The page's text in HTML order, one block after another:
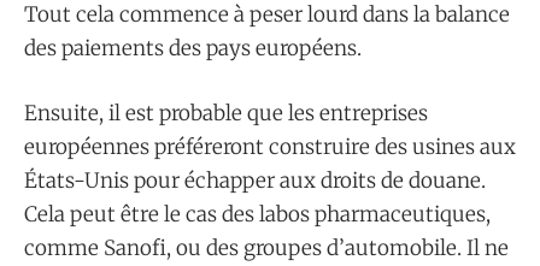
Tout cela commence à peser lourd dans la balance
des paiements des pays européens.
Ensuite, il est probable que les entreprises
européennes préféreront construire des usines aux
États-Unis pour échapper aux droits de douane.
Cela peut être le cas des labos pharmaceutiques,
comme Sanofi, ou des groupes d’automobile. Il ne